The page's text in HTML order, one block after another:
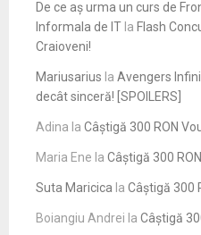
De ce aș urma un curs de
Informala de IT la Flash
Craioveni!
Mariusarius la Avengers
decât sinceră! [SPOILERS]
Adina la Câștigă 300 RON
Maria Ene la Câștigă 300
Suta Maricica la Câștigă 300
Boiangiu Andrei la Câștigă